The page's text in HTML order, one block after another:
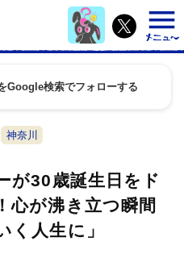
Google検索でフォローする
神奈川
が30歳誕生日をド
心が沸き立つ瞬間
く人生に」